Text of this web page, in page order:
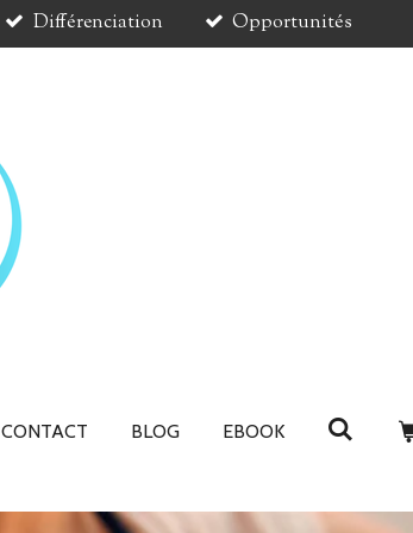
Différenciation Opportunités
CONTACT BLOG EBOOK